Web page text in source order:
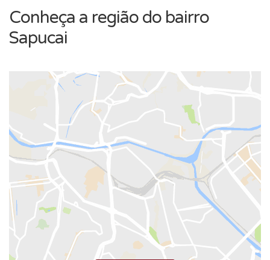
Conheça a região do bairro
Sapucai